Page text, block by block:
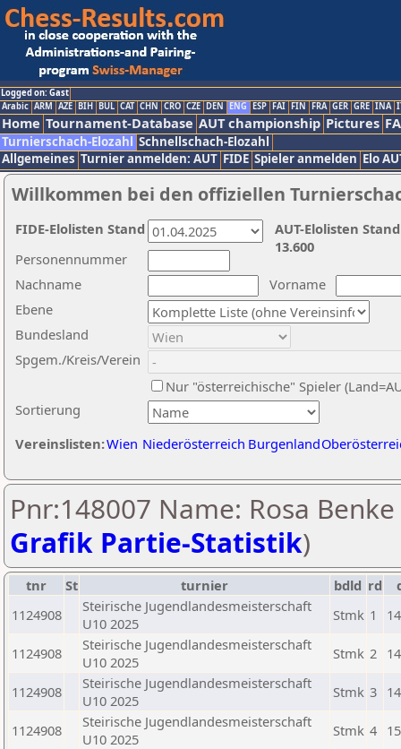
Logged on: Gast
Arabic ARM AZE BIH BUL CAT CHN CRO CZE DEN ENG ESP FAI FIN FRA GER GRE INA
Home Tournament-Database AUT championship Pictures
Turnierschach-Elozahl Schnellschach-Elozahl
Allgemeines Turnier anmelden: AUT FIDE Spieler anmelden Elo
Willkommen bei den offiziellen
Nachname
Vorname
Ebene
Sortierung
Personennummer
Bundesland
Spgem./Kreis/Verein
Nur "österreichische" Spieler
Vereinslisten:Wien Niederösterreich Burgenland
AUT-Elolisten
13.600
FIDE-Elolisten Stand
Pnr:148007 Name: Rosa Benke
Grafik Partie-Statistik)
tnr St turnier bdld rd
1124908
Steirische Jugendlandesmeisterschaft
U10 2025
Stmk 1
1124908
Steirische Jugendlandesmeisterschaft
U10 2025
Stmk 2
1124908
Steirische Jugendlandesmeisterschaft
U10 2025
Stmk 3
1124908
Steirische Jugendlandesmeisterschaft
U10 2025
Stmk 4